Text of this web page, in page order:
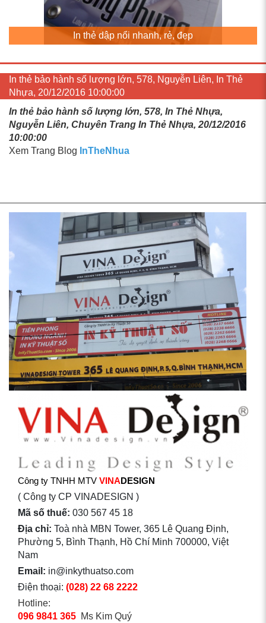
In thẻ dập nổi nhanh, rẻ, đẹp
In thẻ bảo hành số lượng lớn, 578, Nguyễn Liên, In Thẻ
Nhựa, 20/12/2016 10:00:00
In thẻ bảo hành số lượng lớn, 578, In Thẻ Nhựa,
Nguyễn Liên, Chuyên Trang In Thẻ Nhựa, 20/12/2016
10:00:00
Xem Trang Blog InTheNhua
Công ty TNHH MTV VINADESIGN
( Công ty CP VINADESIGN )
Mã số thuế: 030 567 45 18
Địa chỉ: Toà nhà MBN Tower, 365 Lê Quang Định,
Phường 5, Bình Thạnh, Hồ Chí Minh 700000, Việt
Nam
Email: in@inkythuatso.com
Điện thoại: (028) 22 68 2222
Hotline:
096 9841 365 Ms Kim Quý